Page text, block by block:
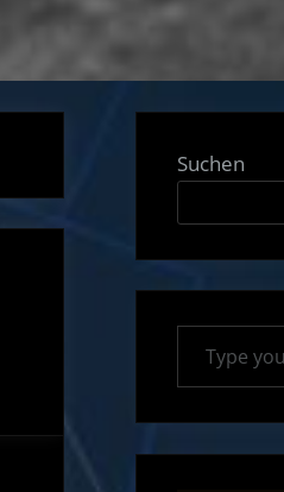
Suchen
Type your email…